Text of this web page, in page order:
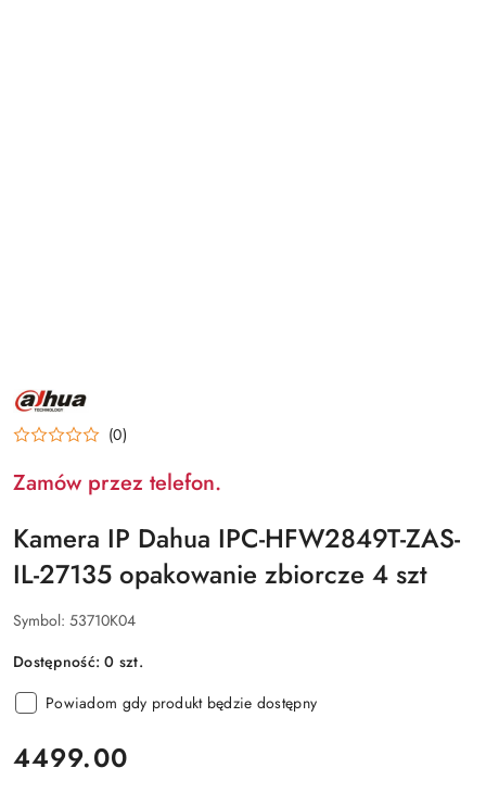
NAZWA
PRODUCENTA:
DAHUA
(0)
Zamów przez telefon.
Kamera IP Dahua IPC-HFW2849T-ZAS-
IL-27135 opakowanie zbiorcze 4 szt
Symbol: 53710K04
Dostępność:0 szt.
Powiadom gdy produkt będzie dostępny
cena:
4499.00